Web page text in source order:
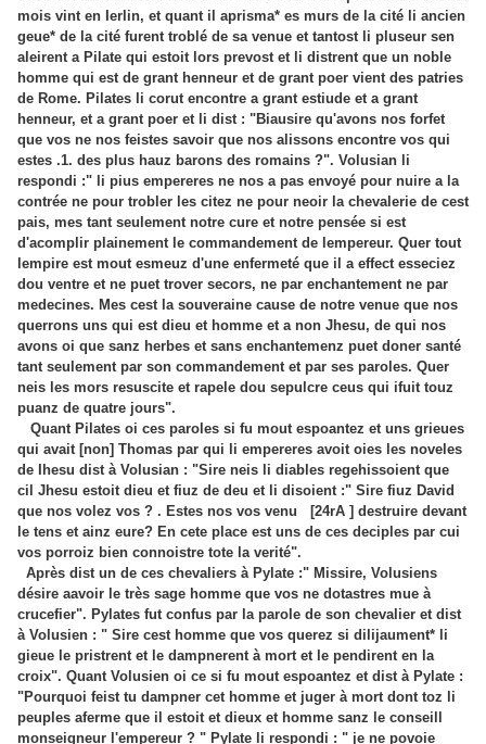
mois vint en Ierlin, et quant il aprisma* es murs de la cité li ancien
geue* de la cité furent troblé de sa venue et tantost li pluseur sen
aleirent a Pilate qui estoit lors prevost et li distrent que un noble
homme qui est de grant henneur et de grant poer vient des patries
de Rome. Pilates li corut encontre a grant estiude et a grant
henneur, et a grant poer et li dist : "Biausire qu'avons nos forfet
que vos ne nos feistes savoir que nos alissons encontre vos qui
estes .1. des plus hauz barons des romains ?". Volusian li
respondi :" li pius empereres ne nos a pas envoyé pour nuire a la
contrée ne pour trobler les citez ne pour neoir la chevalerie de cest
pais, mes tant seulement notre cure et notre pensée si est
d'acomplir plainement le commandement de lempereur. Quer tout
lempire est mout esmeuz d'une enfermeté que il a effect esseciez
dou ventre et ne puet trover secors, ne par enchantement ne par
medecines. Mes cest la souveraine cause de notre venue que nos
querrons uns qui est dieu et homme et a non Jhesu, de qui nos
avons oi que sanz herbes et sans enchantemenz puet doner santé
tant seulement par son commandement et par ses paroles. Quer
neis les mors resuscite et rapele dou sepulcre ceus qui ifuit touz
puanz de quatre jours".
Quant Pilates oi ces paroles si fu mout espoantez et uns grieues
qui avait [non] Thomas par qui li empereres avoit oies les noveles
de Ihesu dist à Volusian : "Sire neis li diables regehissoient que
cil Jhesu estoit dieu et fiuz de deu et li disoient :" Sire fiuz David
que nos volez vos ? . Estes nos vos venu
[24rA ] destruire devant
le tens et ainz eure? En cete place est uns de ces deciples par cui
vos porroiz bien connoistre tote la verité".
Après dist un de ces chevaliers à Pylate :" Missire, Volusiens
désire aavoir le très sage homme que vos ne dotastres mue à
crucefier". Pylates fut confus par la parole de son chevalier et dist
à Volusien : " Sire cest homme que vos querez si dilijaument* li
gieue le pristrent et le dampnerent à mort et le pendirent en la
croix". Quant Volusien oi ce si fu mout espoantez et dist à Pylate :
"Pourquoi feist tu dampner cet homme et juger à mort dont toz li
peuples aferme que il estoit et dieux et homme sanz le conseill
monseigneur l'empereur ? " Pylate li respondi : " je ne povoie